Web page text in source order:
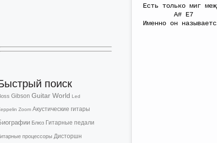
поиск
Gibson Guitar World Led
Zoom Акустические гитары
Блюз Гитарные педали
процессоры Дисторшн
Есть только миг
A# E7 Am
Именно он